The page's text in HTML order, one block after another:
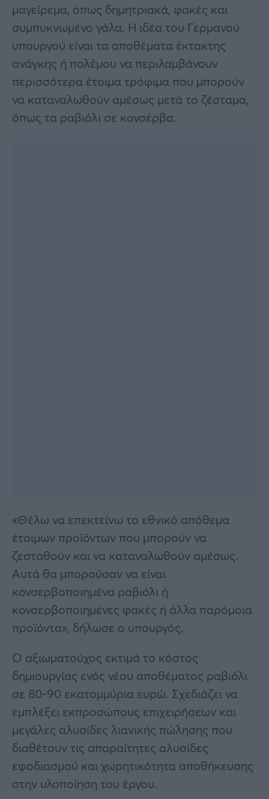
μαγείρεμα, όπως δημητριακά, φακές και
συμπυκνωμένο γάλα. Η ιδέα του Γερμανού
υπουργού είναι τα αποθέματα έκτακτης
ανάγκης ή πολέμου να περιλαμβάνουν
περισσότερα έτοιμα τρόφιμα που μπορούν
να καταναλωθούν αμέσως μετά το ζέσταμα,
όπως τα ραβιόλι σε κονσέρβα.
«Θέλω να επεκτείνω το εθνικό απόθεμα
έτοιμων προϊόντων που μπορούν να
ζεσταθούν και να καταναλωθούν αμέσως.
Αυτά θα μπορούσαν να είναι
κονσερβοποιημένα ραβιόλι ή
κονσερβοποιημένες φακές ή άλλα παρόμοια
προϊόντα», δήλωσε ο υπουργός.
Ο αξιωματούχος εκτιμά το κόστος
δημιουργίας ενός νέου αποθέματος ραβιόλι
σε 80-90 εκατομμύρια ευρώ. Σχεδιάζει να
εμπλέξει εκπροσώπους επιχειρήσεων και
μεγάλες αλυσίδες λιανικής πώλησης που
διαθέτουν τις απαραίτητες αλυσίδες
εφοδιασμού και χωρητικότητα αποθήκευσης
στην υλοποίηση του έργου.